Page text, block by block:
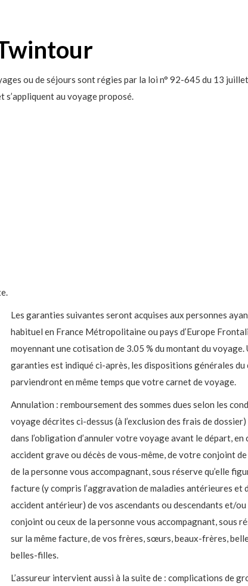
ou de séjours sont régies par la loi n° 92-645 du 13
s’appliquent au voyage proposé.
Les garanties suivantes seront acquises aux personnes
habituel en France Métropolitaine ou pays d’Europe
moyennant une cotisation de 3.05 % du montant du voyage.
garanties est indiqué ci-après, les dispositions générales
parviendront en même temps que votre carnet de voyage.
Annulation : remboursement des sommes dues selon les
voyage décrites ci-dessus (à l’exclusion des frais de
dans l’obligation d’annuler votre voyage avant le départ, en
accident grave ou décès de vous-même, de votre conjoint
de la personne vous accompagnant, sous réserve qu’elle
facture (y compris l’aggravation de maladies antérieures et
accident antérieur) de vos ascendants ou descendants et/
conjoint ou ceux de la personne vous accompagnant, sous
sur la même facture, de vos frères, sœurs, beaux-frères,
belles-filles.
L’assureur intervient aussi à la suite de : complications de